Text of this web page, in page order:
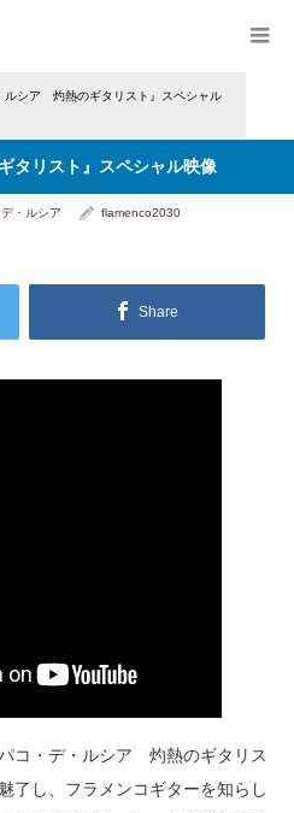
ルシア 灼熱のギタリスト』スペシャル
タリスト』スペシャル映像
・ルシア flamenco2030
Share
コ・デ・ルシア 灼熱のギタリス
了し、フラメンコギターを知らし